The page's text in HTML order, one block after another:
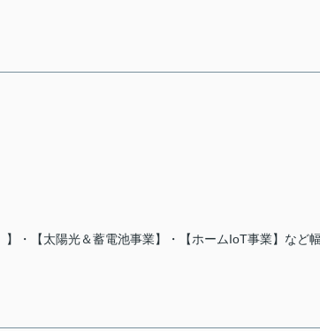
・【太陽光＆蓄電池事業】・【ホームIoT事業】など